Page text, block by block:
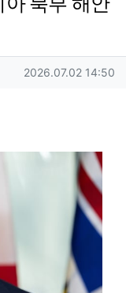
작성일
2026.07.02 14:50